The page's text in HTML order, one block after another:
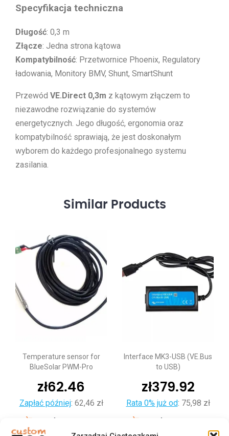
Specyfikacja techniczna
Długość: 0,3 m
Złącze: Jedna strona kątowa
Kompatybilność: Przetwornice Phoenix, Regulatory
ładowania, Monitory BMV, Shunt, SmartShunt
Przewód VE.Direct 0,3m z kątowym złączem to
niezawodne rozwiązanie do systemów
energetycznych. Jego długość, ergonomia oraz
kompatybilność sprawiają, że jest doskonałym
wyborem do każdego profesjonalnego systemu
zasilania.
Similar Products
Interface MK3-USB (VE.Bus
to USB)
zł379.92
Rata 0% już od:75,98 zł
SmartSolar Pluggable
Display
zł176.98
Rata 0% już od:35,40 zł